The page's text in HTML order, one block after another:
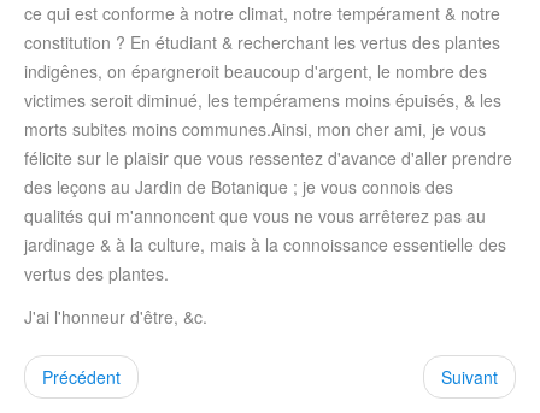
ce qui est conforme à notre climat, notre tempérament & notre
constitution ? En étudiant & recherchant les vertus des plantes
indigênes, on épargneroit beaucoup d'argent, le nombre des
victimes seroit diminué, les tempéramens moins épuisés, & les
morts subites moins communes.Ainsi, mon cher ami, je vous
félicite sur le plaisir que vous ressentez d'avance d'aller prendre
des leçons au Jardin de Botanique ; je vous connois des
qualités qui m'annoncent que vous ne vous arrêterez pas au
jardinage & à la culture, mais à la connoissance essentielle des
vertus des plantes.
J'ai l'honneur d'être, &c.
Précédent Suivant